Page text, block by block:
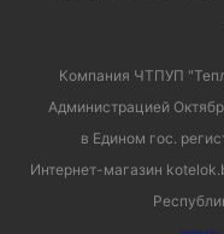
Компания ЧТПУП
Администрацией
в Едином гос.
Интернет-магазин